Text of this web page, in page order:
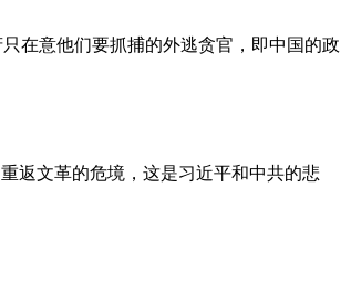
在意他们要抓捕的外逃贪官，即中国的政
返文革的危境，这是习近平和中共的悲